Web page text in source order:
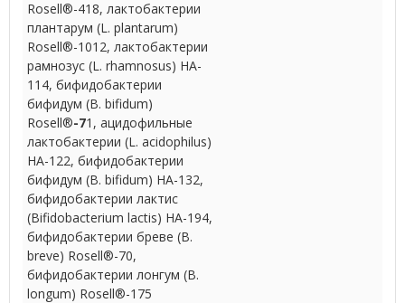
Rosell®-418, лактобактерии
плантарум (L. plantarum)
Rosell®-1012, лактобактерии
рамнозус (L. rhamnosus) HA-
114, бифидобактерии
бифидум (B. bifidum)
Rosell®-71, ацидофильные
лактобактерии (L. acidophilus)
HA-122, бифидобактерии
бифидум (B. bifidum) HA-132,
бифидобактерии лактис
(Bifidobacterium lactis) HA-194,
бифидобактерии бреве (B.
breve) Rosell®-70,
бифидобактерии лонгум (B.
longum) Rosell®-175